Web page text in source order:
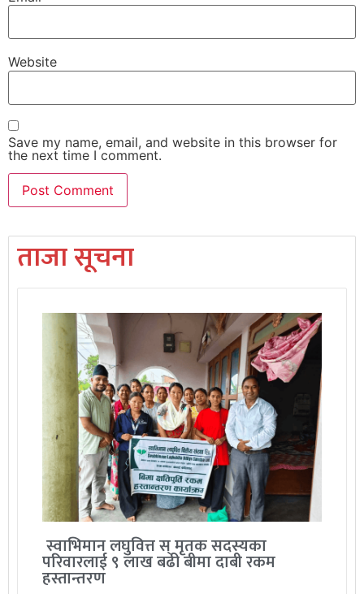
Website
Save my name, email, and website in this browser for
the next time I comment.
ताजा सूचना
स्वाभिमान लघुवित्त स् मृतक सदस्यका
परिवारलाई ९ लाख बढी बीमा दाबी रकम
हस्तान्तरण